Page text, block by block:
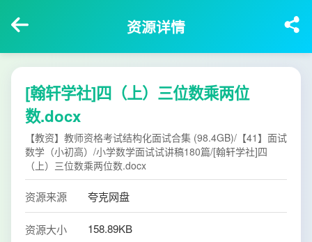
资源详情
[翰轩学社]四（上）三位数乘两位
数.docx
【教资】教师资格考试结构化面试合集 (98.4GB)/【41】面试
数学（小初高）/小学数学面试试讲稿180篇/[翰轩学社]四
（上）三位数乘两位数.docx
资源来源 夸克网盘
资源大小 158.89KB